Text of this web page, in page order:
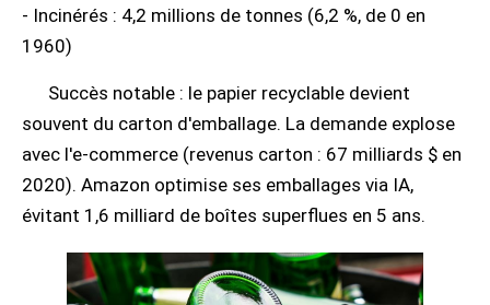
- Incinérés : 4,2 millions de tonnes (6,2 %, de 0 en
1960)
Succès notable : le papier recyclable devient
souvent du carton d'emballage. La demande explose
avec l'e-commerce (revenus carton : 67 milliards $ en
2020). Amazon optimise ses emballages via IA,
évitant 1,6 milliard de boîtes superflues en 5 ans.